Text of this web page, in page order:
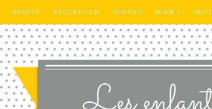
BEAUTÉ DÉCORATION SORTIES MIAM !